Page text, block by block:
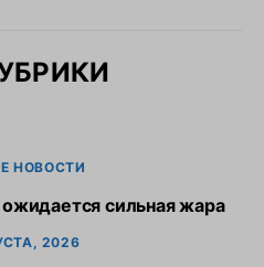
НОВОСТИ
сильная жара
2026